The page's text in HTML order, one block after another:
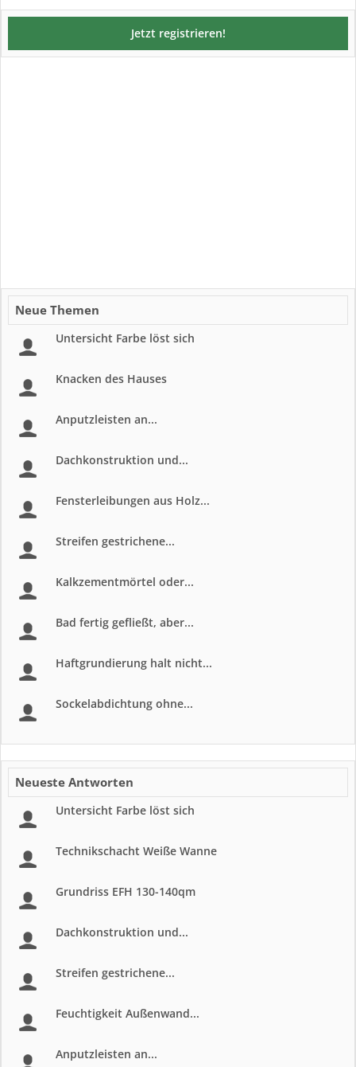
Jetzt registrieren!
Neue Themen
Untersicht Farbe löst sich
Knacken des Hauses
Anputzleisten an...
Dachkonstruktion und...
Fensterleibungen aus Holz...
Streifen gestrichene...
Kalkzementmörtel oder...
Bad fertig gefließt, aber...
Haftgrundierung halt nicht...
Sockelabdichtung ohne...
Neueste Antworten
Untersicht Farbe löst sich
Technikschacht Weiße Wanne
Grundriss EFH 130-140qm
Dachkonstruktion und...
Streifen gestrichene...
Feuchtigkeit Außenwand...
Anputzleisten an...